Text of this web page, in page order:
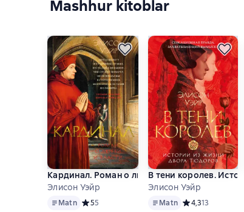
Mashhur kitoblar
Кардинал. Роман о любви и власти
Элисон Уэйр
MatnMatn Средний рейтинг 5 на основе 5 оценок
55
В тени королев.
Элисон Уэйр
MatnMatn Средний
4,313